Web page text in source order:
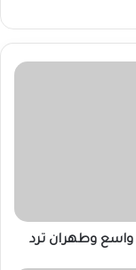
واسع وطهران ترد